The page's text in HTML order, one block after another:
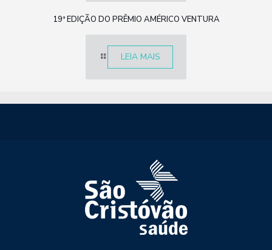
19ª EDIÇÃO DO PRÊMIO AMÉRICO VENTURA
LEIA MAIS